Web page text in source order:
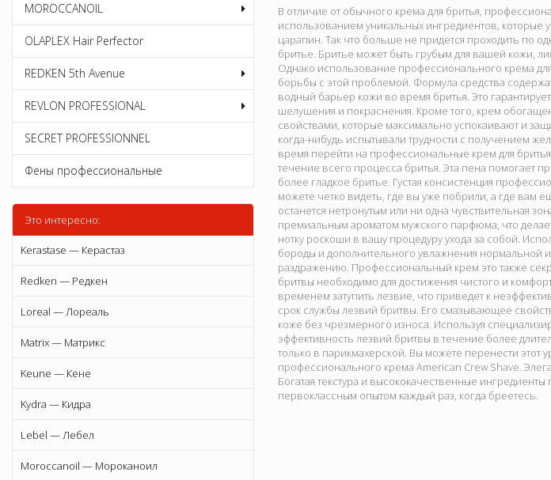
MOROCCANOIL
OLAPLEX Hair Perfector
REDKEN 5th Avenue
REVLON PROFESSIONAL
SECRET PROFESSIONNEL
Фены профессиональные
Это интересно:
Kerastase — Керастаз
Redken — Редкен
Loreal — Лореаль
Matrix — Матрикс
Keune — Кене
Kydra — Кидра
Lebel — Лебел
Moroccanoil — Мороканоил
В отличие от обычного крема для бритья,
использованием уникальных ингредиентов,
царапин. Так что больше не придется проходить по
бритье. Бритье может быть грубым для вашей кожи,
Однако использование профессионального крема
борьбы с этой проблемой. Формула средства
водный барьер кожи во время бритья. Это
шелушения и покраснения. Кроме того, крем
свойствами, которые максимально успокаивают и
когда-нибудь испытывали трудности с получением
время перейти на профессиональные крем для
течение всего процесса бритья. Эта пена помогает
более гладкое бритье. Густая консистенция
можете четко видеть, где вы уже побрили, а где вам
останется нетронутым или ни одна чувствительная
премиальным ароматом мужского парфюма, что
нотку роскоши в вашу процедуру ухода за собой.
бороды и дополнительного увлажнения нормальной
раздражению. Профессиональный крем это также
бритвы необходимо для достижения чистого и
временем затупить лезвие, что приведет к
срок службы лезвий бритвы. Его смазывающее
коже без чрезмерного износа. Используя
эффективность лезвий бритвы в течение более
только в парикмахерской. Вы можете перенести
профессионального крема American Crew Shave.
Богатая текстура и высококачественные
первоклассным опытом каждый раз, когда бреетесь.